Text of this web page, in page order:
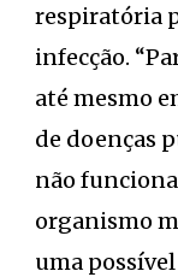
respiratória
infecção.
até mesmo
de doenças
não
organismo
uma